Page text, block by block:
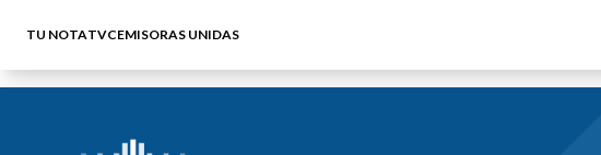
TU NOTATVCEMISORAS UNIDAS